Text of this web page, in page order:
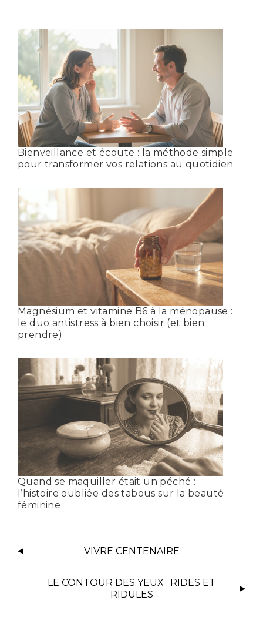
Bienveillance et écoute : la méthode simple
pour transformer vos relations au quotidien
Magnésium et vitamine B6 à la ménopause :
le duo antistress à bien choisir (et bien
prendre)
Quand se maquiller était un péché :
l’histoire oubliée des tabous sur la beauté
féminine
VIVRE CENTENAIRE
LE CONTOUR DES YEUX : RIDES ET
RIDULES